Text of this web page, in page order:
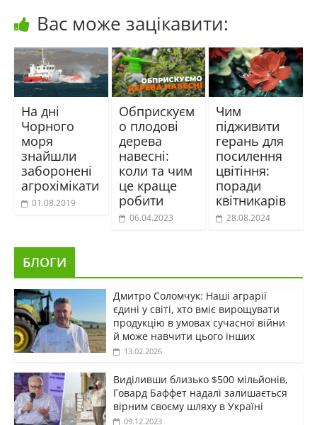
Вас може зацікавити:
На дні
Чорного
моря
знайшли
заборонені
агрохімікати
01.08.2019
Обприскуєм
о плодові
дерева
навесні:
коли та чим
це краще
робити
06.04.2023
Чим
підживити
герань для
посилення
цвітіння:
поради
квітникарів
28.08.2024
БЛОГИ
Дмитро Соломчук: Наші аграрії
єдині у світі, хто вміє вирощувати
продукцію в умовах сучасної війни
й може навчити цього інших
13.02.2026
Виділивши близько $500 мільйонів,
Говард Баффет надалі залишається
вірним своєму шляху в Україні
09.12.2023